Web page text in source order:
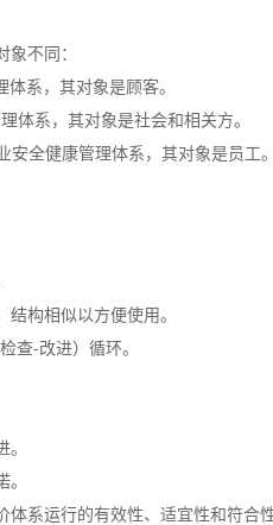
不同：
体系，其对象是顾客。
体系，其对象是社会和相关方。
安全健康管理体系，其对象是员工。
结构相似以方便使用。
查-改进）循环。
系运行的有效性、适宜性和符合性